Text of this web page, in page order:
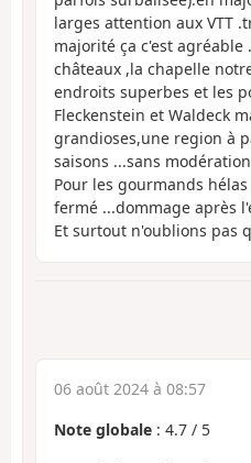
larges attention aux VTT
majorité ça c'est
châteaux ,la chapelle
endroits superbes et les
Fleckenstein et Waldeck
grandioses,une region à
saisons ...sans modération
Pour les gourmands
fermé ...dommage après
Et surtout n'oublions pas
06 août 2024 à 08:57
Note globale : 4.7 / 5